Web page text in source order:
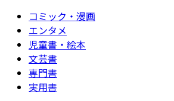
コミック・漫画
エンタメ
児童書・絵本
文芸書
専門書
実用書